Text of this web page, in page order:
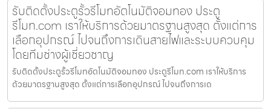
รับติดตั้งประตูรั้วรีโมทอัตโนมัติจอมทอง ประตู
รีโมท.com เราให้บริการด้วยมาตรฐานสูงสุด ตั้งแต่การ
เลือกอุปกรณ์ ไปจนถึงการเดินสายไฟและระบบควบคุม
โดยทีมช่างผู้เชี่ยวชาญ
รับติดตั้งประตูรั้วรีโมทอัตโนมัติจอมทอง ประตูรีโมท.com เราให้บริการ
ด้วยมาตรฐานสูงสุด ตั้งแต่การเลือกอุปกรณ์ ไปจนถึงการเด